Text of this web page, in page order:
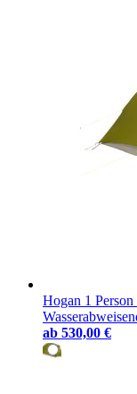
Hogan 1
ab 530,00 €